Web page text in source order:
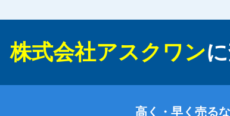
株式会社アスクワンに
高く・早く売るな